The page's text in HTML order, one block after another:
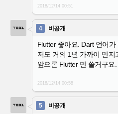
2018/12/14 00:51
4 비공개
Flutter 좋아요. Dart 언어
저도 거의 1년 가까이 만
앞으론 Flutter 만 쓸거구요.
2018/12/14 00:58
5 비공개